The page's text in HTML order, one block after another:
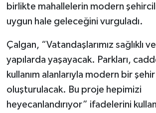
birlikte mahallelerin modern
uygun hale geleceğini vurguladı.
Çalgan, “Vatandaşlarımız sağlıklı
yapılarda yaşayacak. Parkları,
kullanım alanlarıyla modern bir
oluşturulacak. Bu proje hepimizi
heyecanlandırıyor” ifadelerini